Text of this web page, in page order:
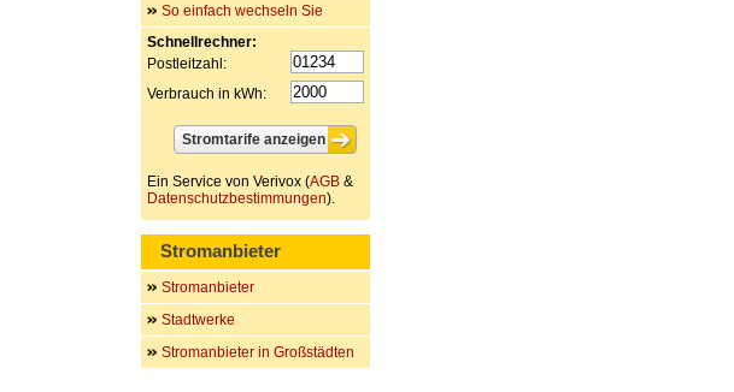
So einfach wechseln Sie
Schnellrechner:
Postleitzahl:
Verbrauch in kWh:
Ein Service von Verivox (AGB &
Datenschutzbestimmungen).
Stromanbieter
Stromanbieter
Stadtwerke
Stromanbieter in Großstädten